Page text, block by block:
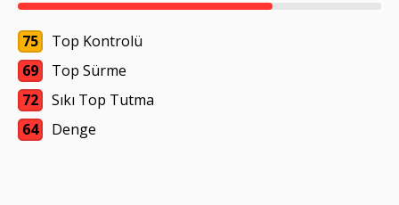
75
Top Kontrolü
69
Top Sürme
72
Sıkı Top Tutma
64
Denge